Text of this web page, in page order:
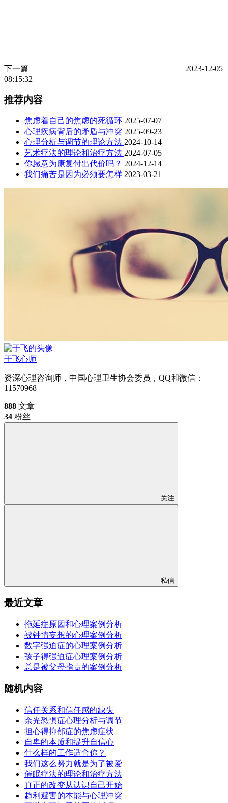
下一篇
2023-12-05
08:15:32
推荐内容
焦虑着自己的焦虑的死循环 2025-07-07
心理疾病背后的矛盾与冲突 2025-09-23
心理分析与调节的理论方法 2024-10-14
艺术疗法的理论和治疗方法 2024-07-05
你愿意为康复付出代价吗？ 2024-12-14
我们痛苦是因为必须要怎样 2023-03-21
于飞心师
资深心理咨询师，中国心理卫生协会委员，QQ和微信：
11570968
888 文章
34 粉丝
关注
私信
最近文章
拖延症原因和心理案例分析
被钟情妄想的心理案例分析
数字强迫症的心理案例分析
孩子得强迫症心理案例分析
总是被父母指责的案例分析
随机内容
信任关系和信任感的缺失
余光恐惧症心理分析与调节
担心得抑郁症的焦虑症状
自卑的本质和提升自信心
什么样的工作适合你？
我们这么努力就是为了被爱
催眠疗法的理论和治疗方法
真正的改变从认识自己开始
趋利避害的本能与心理冲突